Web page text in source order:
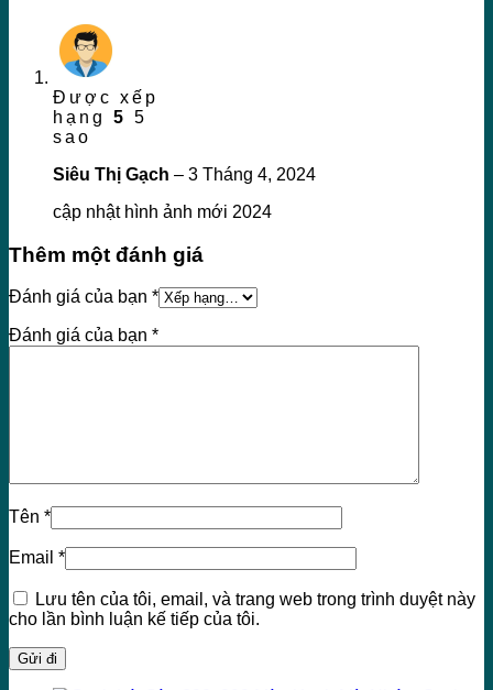
Được xếp
hạng 5 5
sao
Siêu Thị Gạch – 3 Tháng 4, 2024
cập nhật hình ảnh mới 2024
Thêm một đánh giá
Đánh giá của bạn *
Đánh giá của bạn *
Tên *
Email *
Lưu tên của tôi, email, và trang web trong trình duyệt này
cho lần bình luận kế tiếp của tôi.